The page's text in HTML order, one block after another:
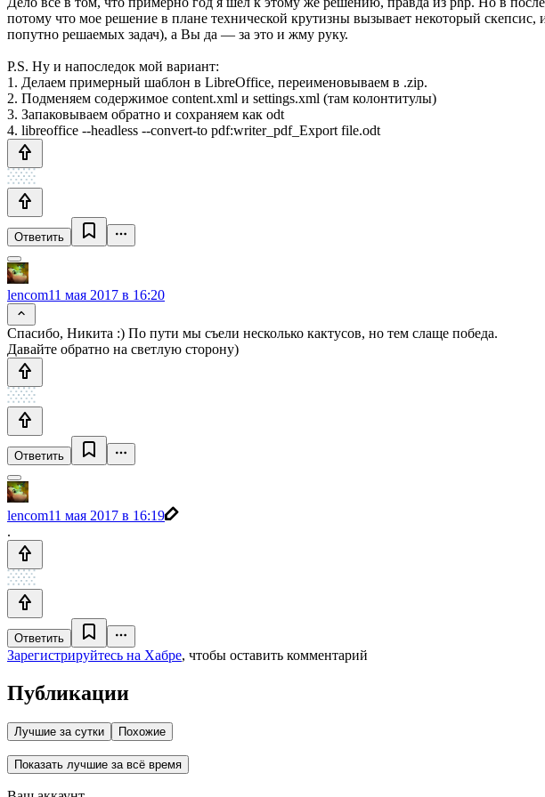
потому что мое решение в плане технической крутизны вызывает некоторый
попутно решаемых задач), а Вы да — за это и жму руку.
P.S. Ну и напоследок мой вариант:
1. Делаем примерный шаблон в LibreOffice, переименовываем в .zip.
2. Подменяем содержимое content.xml и settings.xml (там колонтитулы)
3. Запаковываем обратно и сохраняем как odt
4. libreoffice --headless --convert-to pdf:writer_pdf_Export file.odt
Ответить
lencom11 мая 2017 в 16:20
Спасибо, Никита :) По пути мы съели несколько кактусов, но тем слаще победа.
Давайте обратно на светлую сторону)
Ответить
lencom11 мая 2017 в 16:19
.
Ответить
Зарегистрируйтесь на Хабре, чтобы оставить комментарий
Публикации
Лучшие за сутки Похожие
Показать лучшие за всё время